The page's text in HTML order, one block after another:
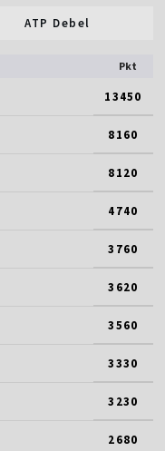
ATP Debel
Pkt
13450
8160
8120
4740
3760
3620
3560
3330
3230
2680